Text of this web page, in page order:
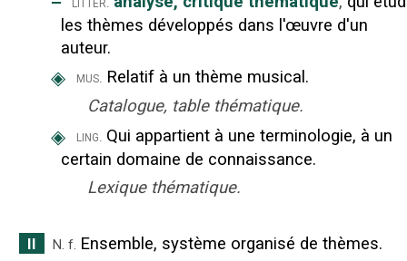
les thèmes développés dans l'œuvre d'un
auteur.
◈ mus. Relatif à un thème musical.
Catalogue, table thématique.
◈ ling. Qui appartient à une terminologie, à un
certain domaine de connaissance.
Lexique thématique.
II N. f. Ensemble, système organisé de thèmes.